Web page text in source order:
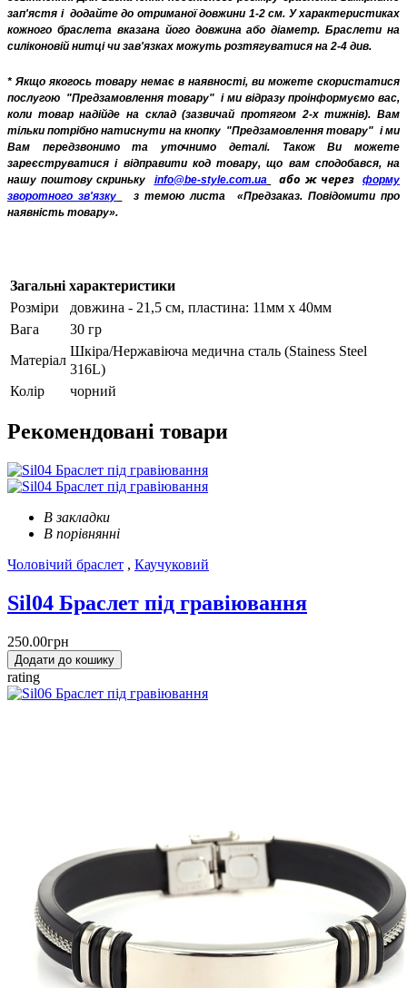
зап'ястя і додайте до отриманої довжини 1-2 см. У характеристиках
кожного браслета вказана його довжина або діаметр. Браслети на
силіконовій нитці чи зав'язках можуть розтягуватися на 2-4 див.
* Якщо якогось товару немає в наявності, ви можете скористатися
послугою "Предзамовлення товару" і ми відразу проінформуємо вас,
коли товар надійде на склад (зазвичай протягом 2-х тижнів). Вам
тільки потрібно натиснути на кнопку "Предзамовлення товару" і ми
Вам передзвонимо та уточнимо деталі. Також Ви можете
зареєструватися і відправити код товару, що вам сподобався, на
нашу поштову скриньку info@be-style.com.ua або ж черезформу
зворотного зв'язку
з темою листа «Предзаказ. Повідомити про
наявність товару».
Загальні характеристики
Розміри
довжина - 21,5 см, пластина: 11мм х 40мм
Вага
30 гр
Матеріал
Шкіра/Нержавіюча медична сталь (Stainess Steel
316L)
Колір
чорний
Рекомендовані товари
В закладки
В порівнянні
Чоловічий браслет , Каучуковий
Sil04 Браслет під гравіювання
250.00грн
Додати до кошику
rating